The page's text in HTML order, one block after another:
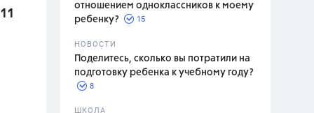
отношением одноклассников к моему
ребенку?
15
НОВОСТИ
Поделитесь, сколько вы потратили на
подготовку ребенка к учебному году?
8
ШКОЛА